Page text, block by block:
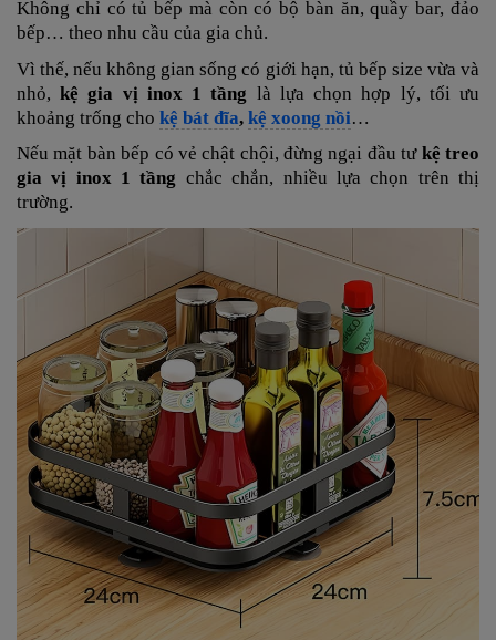
Không chỉ có tủ bếp mà còn có bộ bàn ăn, quầy bar, đảo
bếp… theo nhu cầu của gia chủ.
Vì thế, nếu không gian sống có giới hạn, tủ bếp size vừa và
nhỏ,kệ gia vị inox 1 tầng là lựa chọn hợp lý, tối ưu
khoảng trống cho kệ bát đĩa, kệ xoong nồi…
Nếu mặt bàn bếp có vẻ chật chội, đừng ngại đầu tư kệ treo
gia vị inox 1 tầng chắc chắn, nhiều lựa chọn trên thị
trường.